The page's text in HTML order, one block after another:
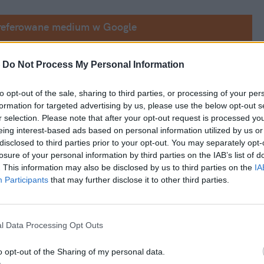
Do Not Process My Personal Information
opt-out of the sale, sharing to third parties, or processing of your
for targeted advertising by us, please use the below opt-out
selection. Please note that after your opt-out request is processed
interest-based ads based on personal information utilized by us
to third parties prior to your opt-out. You may separately
of your personal information by third parties on the IAB’s list of
This information may also be disclosed by us to third parties on the
Participants that may further disclose it to other third parties.
Data Processing Opt Outs
opt-out of the Sharing of my personal data.
medium w Google
utrudnień. M.in.
narzędzia sprawił, że konieczne
było opóźnienie, a także odwołanie dziesiątek, jeśli nie setek lotów. Niestety, ale w
22 września.